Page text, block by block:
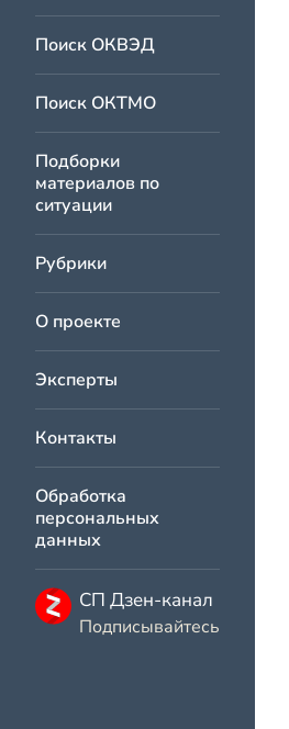
Поиск ОКВЭД
Поиск ОКТМО
Подборки
материалов по
ситуации
Рубрики
О проекте
Эксперты
Контакты
Обработка
персональных
данных
СП Дзен-канал
Подписывайтесь